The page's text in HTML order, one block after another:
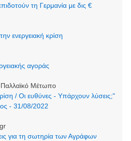
τη Γερμανία με δις €
ενεργειακή κρίση
αγοράς
Μέτωπο
/ Οι ευθύνες - Υπάρχουν λύσεις;"
- 31/08/2022
για τη σωτηρία των Αγράφων